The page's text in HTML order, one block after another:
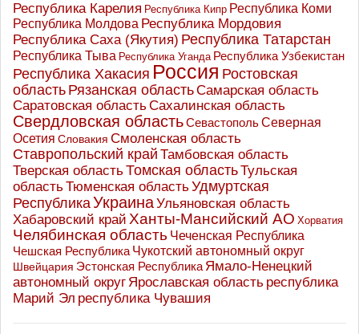
Республика Карелия Республика Кипр Республика Коми
Республика Молдова Республика Мордовия
Республика Саха (Якутия) Республика Татарстан
Республика Тыва Республика Уганда Республика Узбекистан
Республика Хакасия Россия Ростовская
область Рязанская областьСамарская область
Саратовская областьСахалинская область
Свердловская областьСевастопольСеверная
Осетия Словакия Смоленская область
Ставропольский край Тамбовская область
Тверская областьТомская областьТульская
областьТюменская областьУдмуртская
РеспубликаУкраинаУльяновская область
Хабаровский край Ханты-Мансийский АО Хорватия
Челябинская область Чеченская Республика
Чешская Республика Чукотский автономный округ
Швейцария Эстонская Республика Ямало-Ненецкий
автономный округ Ярославская область республика
Марий Эл республика Чувашия